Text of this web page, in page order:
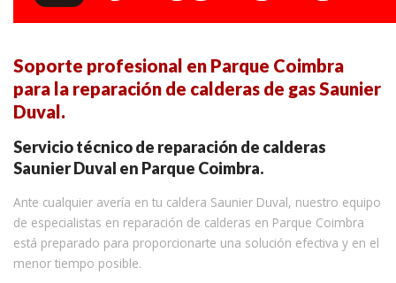
Soporte profesional en Parque Coimbra
para la reparación de calderas de gas Saunier
Duval.
Servicio técnico de reparación de calderas
Saunier Duval en Parque Coimbra.
Ante cualquier avería en tu caldera Saunier Duval, nuestro equipo
de especialistas en reparación de calderas en Parque Coimbra
está preparado para proporcionarte una solución efectiva y en el
menor tiempo posible.